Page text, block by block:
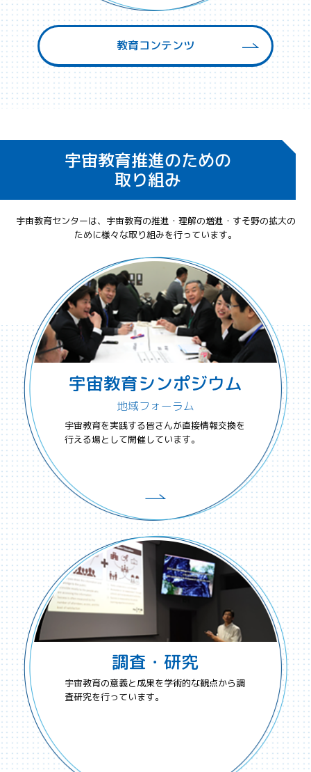
教育コンテンツ
宇宙教育推進のための
取り組み
宇宙教育センターは、宇宙教育の推進・理解の増進・すそ野の拡大の
ために様々な取り組みを行っています。
宇宙教育シンポジウム
地域フォーラム
宇宙教育を実践する皆さんが直接情報交換を
行える場として開催しています。
調査・研究
宇宙教育の意義と成果を学術的な観点から調
査研究を行っています。